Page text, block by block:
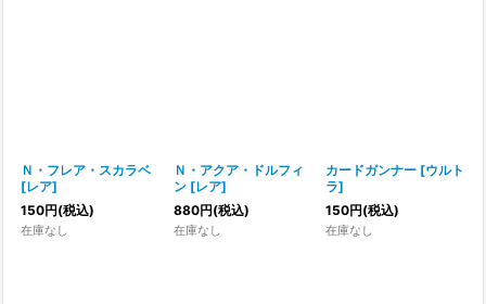
Ｎ・フレア・スカラベ
[レア]
150円(税込)
在庫なし
Ｎ・アクア・ドルフィ
ン [レア]
880円(税込)
在庫なし
カードガンナー [ウルト
ラ]
150円(税込)
在庫なし